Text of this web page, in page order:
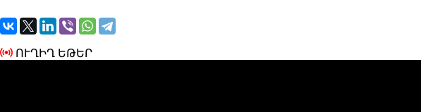
ՈՒՂԻՂ ԵԹԵՐ